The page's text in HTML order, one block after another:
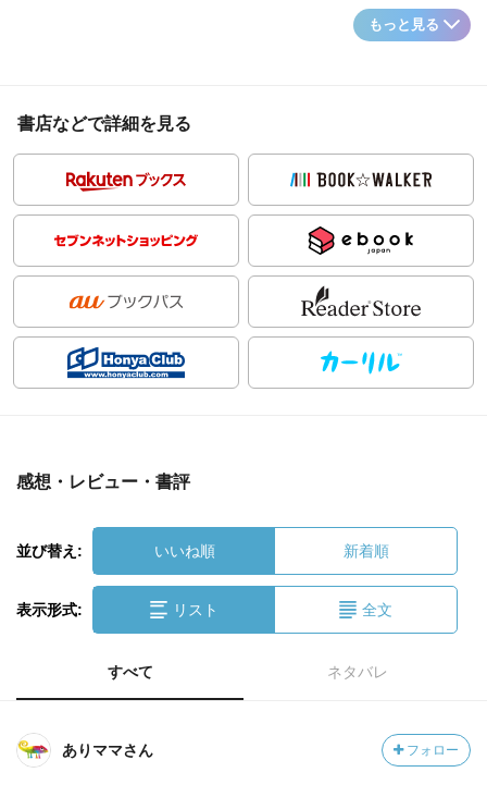
もっと見る
書店などで詳細を見る
感想・レビュー・書評
並び替え: いいね順 新着順
表示形式: リスト 全文
すべて ネタバレ
ありママさん フォロー